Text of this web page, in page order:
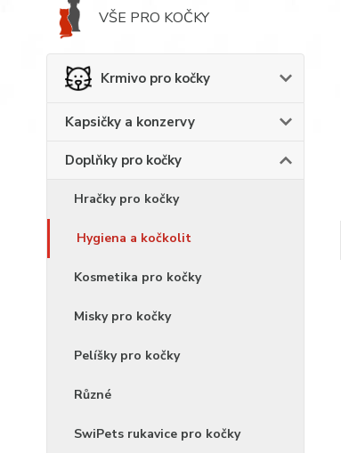
VŠE PRO KOČKY
Krmivo pro kočky
Kapsičky a konzervy
Doplňky pro kočky
Hračky pro kočky
Hygiena a kočkolit
Kosmetika pro kočky
Misky pro kočky
Pelíšky pro kočky
Různé
SwiPets rukavice pro kočky